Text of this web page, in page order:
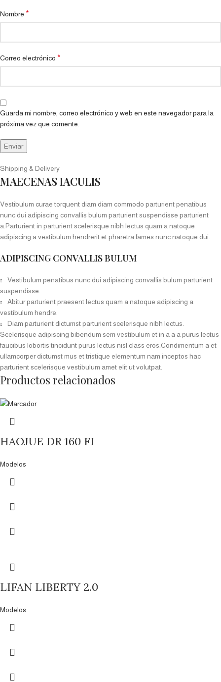
Nombre *
Correo electrónico *
Guarda mi nombre, correo electrónico y web en este navegador para la
próxima vez que comente.
Shipping & Delivery
MAECENAS IACULIS
Vestibulum curae torquent diam diam commodo parturient penatibus
nunc dui adipiscing convallis bulum parturient suspendisse parturient
a.Parturient in parturient scelerisque nibh lectus quam a natoque
adipiscing a vestibulum hendrerit et pharetra fames nunc natoque dui.
ADIPISCING CONVALLIS BULUM
Vestibulum penatibus nunc dui adipiscing convallis bulum parturient
suspendisse.
Abitur parturient praesent lectus quam a natoque adipiscing a
vestibulum hendre.
Diam parturient dictumst parturient scelerisque nibh lectus.
Scelerisque adipiscing bibendum sem vestibulum et in a a a purus lectus
faucibus lobortis tincidunt purus lectus nisl class eros.Condimentum a et
ullamcorper dictumst mus et tristique elementum nam inceptos hac
parturient scelerisque vestibulum amet elit ut volutpat.
Productos relacionados
HAOJUE DR 160 FI
Modelos
LIFAN LIBERTY 2.0
Modelos